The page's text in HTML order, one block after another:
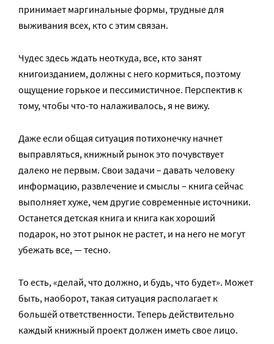
принимает маргинальные формы, трудные для
выживания всех, кто с этим связан.
Чудес здесь ждать неоткуда, все, кто занят
книгоизданием, должны с него кормиться, поэтому
ощущение горькое и пессимистичное. Перспектив к
тому, чтобы что-то налаживалось, я не вижу.
Даже если общая ситуация потихонечку начнет
выправляться, книжный рынок это почувствует
далеко не первым. Свои задачи – давать человеку
информацию, развлечение и смыслы – книга сейчас
выполняет хуже, чем другие современные источники.
Останется детская книга и книга как хороший
подарок, но этот рынок не растет, и на него не могут
убежать все, — тесно.
То есть, «делай, что должно, и будь, что будет». Может
быть, наоборот, такая ситуация располагает к
большей ответственности. Теперь действительно
каждый книжный проект должен иметь свое лицо.